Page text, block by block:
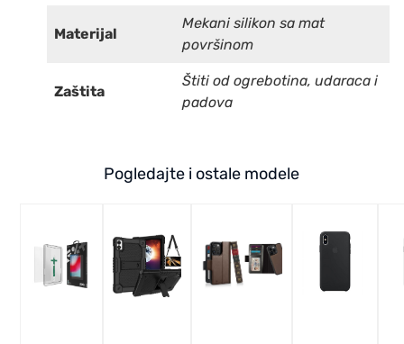
Materijal
Mekani silikon sa mat
površinom
Zaštita
Štiti od ogrebotina, udaraca i
padova
Pogledajte i ostale modele